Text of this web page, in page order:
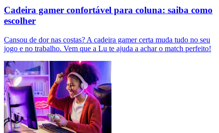
Cadeira gamer confortável para coluna: saiba como
escolher
Cansou de dor nas costas? A cadeira gamer certa muda tudo no seu
jogo e no trabalho. Vem que a Lu te ajuda a achar o match perfeito!